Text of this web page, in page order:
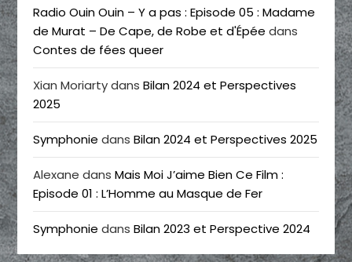
Radio Ouin Ouin – Y a pas : Episode 05 : Madame
de Murat – De Cape, de Robe et d'Épée dans
Contes de fées queer
Xian MoriartydansBilan 2024 et Perspectives
2025
Symphonie dansBilan 2024 et Perspectives 2025
Alexane dansMais Moi J’aime Bien Ce Film :
Episode 01 : L’Homme au Masque de Fer
Symphonie dansBilan 2023 et Perspective 2024